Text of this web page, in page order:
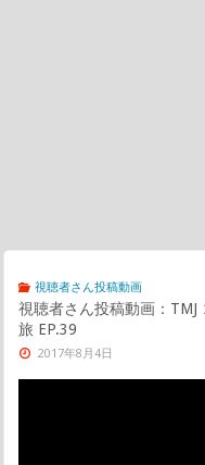
視聴者さん投稿動画
視聴者さん投稿動画：
旅 EP.39
2017年8月4日